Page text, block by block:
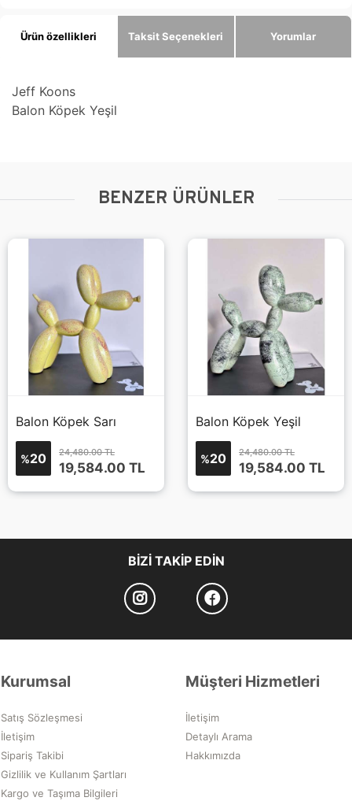
Ürün özellikleri Taksit Seçenekleri Yorumlar
Jeff Koons
Balon Köpek Yeşil
BENZER ÜRÜNLER
Balon Köpek Sarı
%20 24,480.00 TL
19,584.00 TL
Balon Köpek Yeşil
%20 24,480.00 TL
19,584.00 TL
BIZI TAKIP EDIN
Kurumsal
Satış Sözleşmesi
İletişim
Sipariş Takibi
Gizlilik ve Kullanım Şartları
Kargo ve Taşıma Bilgileri
Müşteri Hizmetleri
İletişim
Detaylı Arama
Hakkımızda